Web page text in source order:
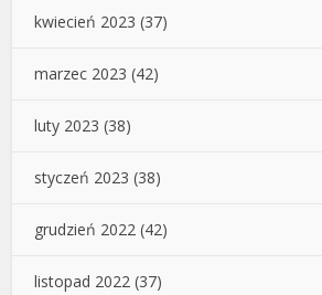
kwiecień 2023 (37)
marzec 2023 (42)
luty 2023 (38)
styczeń 2023 (38)
grudzień 2022 (42)
listopad 2022 (37)